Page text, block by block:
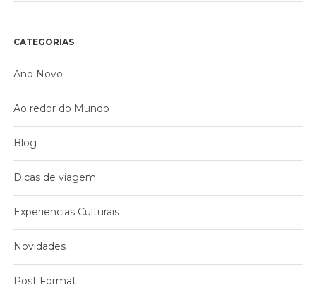
CATEGORIAS
Ano Novo
Ao redor do Mundo
Blog
Dicas de viagem
Experiencias Culturais
Novidades
Post Format